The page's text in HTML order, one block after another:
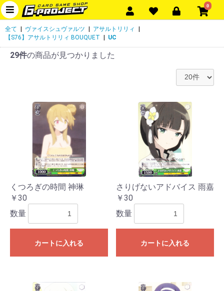
0
全て ヴァイスシュヴァルツ アサルトリリィ
【S76】アサルトリリィ BOUQUET
UC
29件の商品が見つかりました
くつろぎの時間 神琳
￥30
数量
カートに入れる
さりげないアドバイス 雨嘉
￥30
数量
カートに入れる